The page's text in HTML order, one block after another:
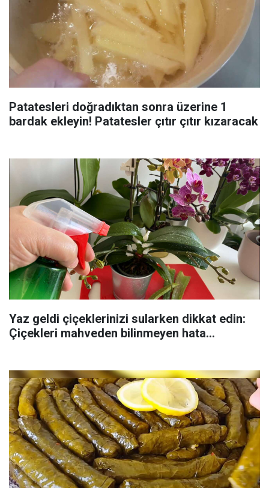
Patatesleri doğradıktan sonra üzerine 1
bardak ekleyin! Patatesler çıtır çıtır kızaracak
Yaz geldi çiçeklerinizi sularken dikkat edin:
Çiçekleri mahveden bilinmeyen hata...